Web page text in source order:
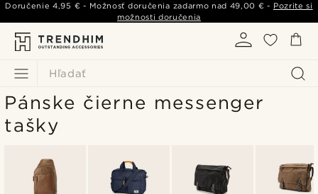
Hľadať
Doručenie4,95 € - Možnosť doručenia zadarmo nad 49,00 € - Pozrite si
možnosti doručenia
Pánske čierne messenger
tašky